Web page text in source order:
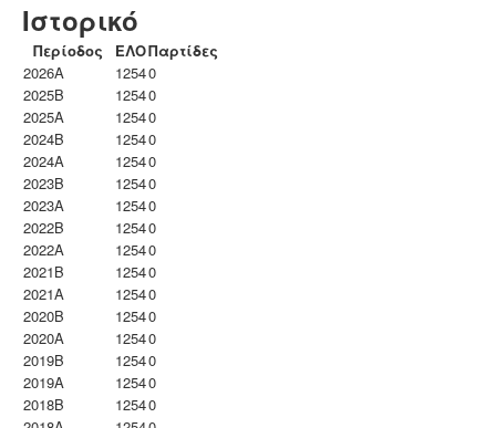
Ιστορικό
Περίοδος ΕΛΟΠαρτίδες
2026A
12540
2025B
12540
2025A
12540
2024B
12540
2024A
12540
2023B
12540
2023Α
12540
2022B
12540
2022A
12540
2021B
12540
2021A
12540
2020B
12540
2020A
12540
2019B
12540
2019A
12540
2018B
12540